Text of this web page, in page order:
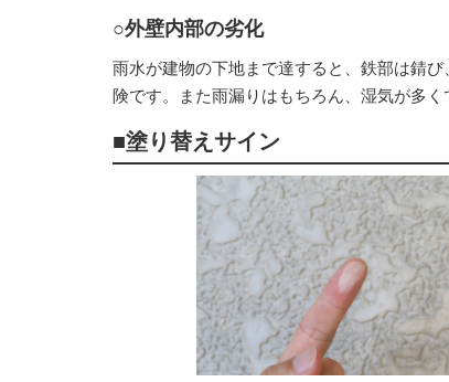
○外壁内部の劣化
雨水が建物の下地まで達すると、鉄部は錆
険です。また雨漏りはもちろん、湿気が多
■塗り替えサイン